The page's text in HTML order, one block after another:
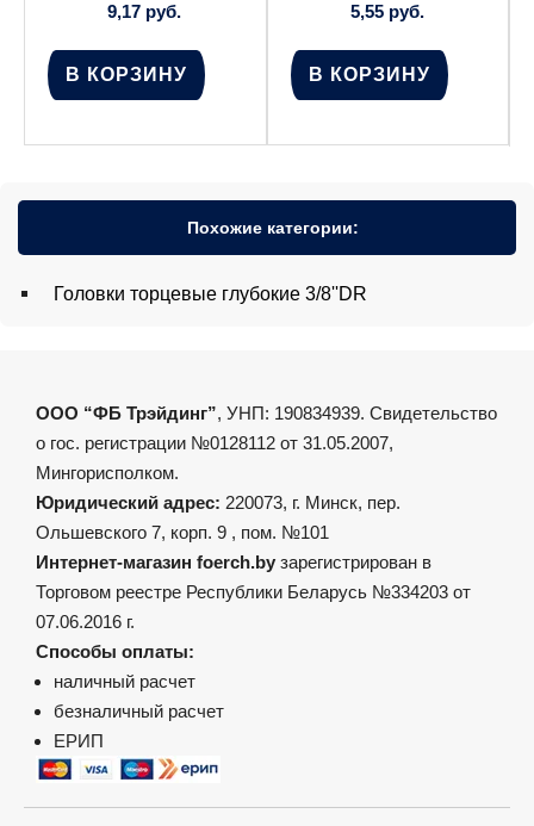
9,17 руб.
В КОРЗИНУ
5,55 руб.
В КОРЗИНУ
Похожие категории:
Головки торцевые глубокие 3/8''DR
ООО “ФБ Трэйдинг”, УНП: 190834939. Свидетельство
о гос. регистрации №0128112 от 31.05.2007,
Мингорисполком.
Юридический адрес: 220073, г. Минск, пер.
Ольшевского 7, корп. 9 , пом. №101
Интернет-магазин foerch.by зарегистрирован в
Торговом реестре Республики Беларусь №334203 от
07.06.2016 г.
Способы оплаты:
наличный расчет
безналичный расчет
ЕРИП